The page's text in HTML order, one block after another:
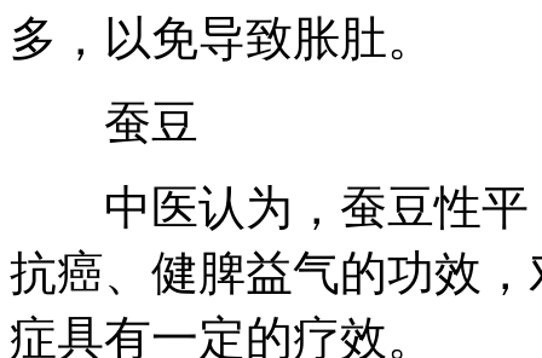
多，以免导致胀肚。
蚕豆
中医认为，蚕豆性平
抗癌、健脾益气的功效
症具有一定的疗效。